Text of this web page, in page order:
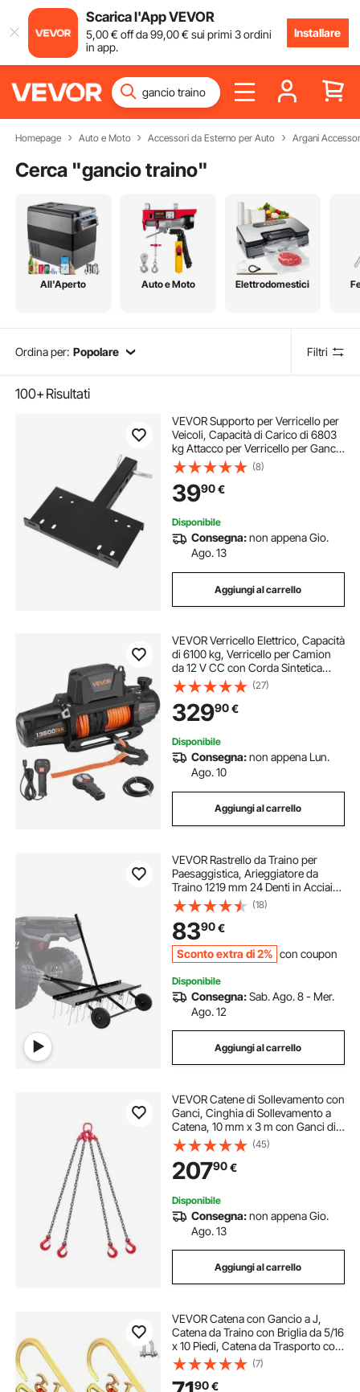
Scarica l'App VEVOR
5,00€ off da99,00€ sui primi 3 ordini
in app.
Installare
Homepage Auto e Moto Accessori da Esterno per Auto Argani
Cerca "gancio traino"
All'Aperto Auto e Moto Elettrodomestici
Ordina per: Popolare Filtri
100+Risultati
VEVOR Supporto per Verricello per
Veicoli, Capacità di Carico di 6803
kg Attacco per Verricello per Gancio
di Traino con Ricevitore da 50,8
mm Design a 2 Fori di Montaggio,
per Pick-Up ATV UTV, Nero
(8)
3990€
Disponibile
Consegna:non appena Gio.
Ago. 13
Aggiungi al carrello
VEVOR Verricello Elettrico, Capacità
di 6100 kg, Verricello per Camion
da 12 V CC con Corda Sintetica
Φ9,5 mm x 28 m, Telecomando
Wireless e Cablato, IP68 per il
Traino di SUV, Jeep, Rimorchi
(27)
32990€
Disponibile
Consegna:non appena Lun.
Ago. 10
Aggiungi al carrello
VEVOR Rastrello da Traino per
Paesaggistica, Arieggiatore da
Traino 1219 mm 24 Denti in Acciaio,
Rastrello per Prato Si Attacca alla
Categoria 1, Attacco a 3 punti per
Trattore, Foglie Paglia Erba
(18)
8390€
Sconto extra di 2% con coupon
Disponibile
Consegna:Sab. Ago. 8 - Mer.
Ago. 12
Aggiungi al carrello
VEVOR Catene di Sollevamento con
Ganci, Cinghia di Sollevamento a
Catena, 10 mm x 3 m con Ganci di
Presa a 4 Gambe, Catena per Gru in
Lega di Acciaio G80, Capacità di
10,4 T, per Traino del Carico
(45)
20790€
Disponibile
Consegna:non appena Gio.
Ago. 13
Aggiungi al carrello
VEVOR Catena con Gancio a J,
Catena da Traino con Briglia da 5/16
x 10 Piedi, Catena da Trasporto con
Briglia G80, Catena in Acciaio
Legato con 2 Ganci a J G70, Ganci
di Traino
(7)
90€